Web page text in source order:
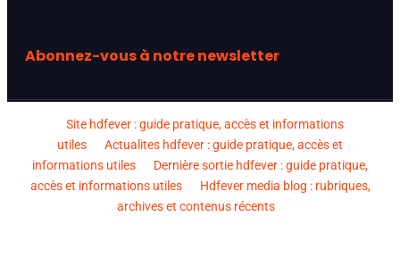
Abonnez-vous à notre newsletter
Site hdfever : guide pratique, accès et informations
utiles
Actualites hdfever : guide pratique, accès et
informations utiles
Dernière sortie hdfever : guide pratique,
accès et informations utiles
Hdfever media blog : rubriques,
archives et contenus récents